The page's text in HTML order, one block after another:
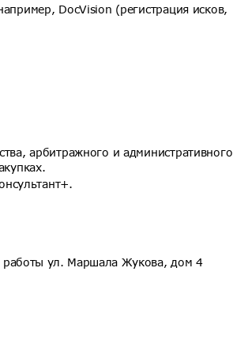
DocVision (регистрация исков,
арбитражного и административного
работы ул. Маршала Жукова, дом 4